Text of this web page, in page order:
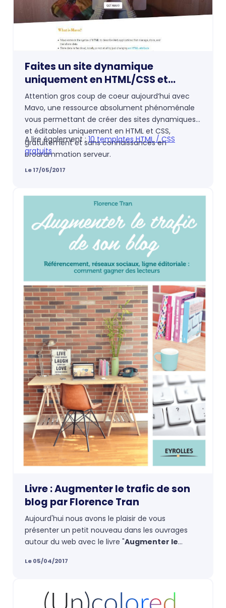
comprenant les enjeux techniques associés.
Faites un site dynamique
uniquement en HTML/CSS et
gratuitement avec Mavo
Le 17/05/2017
Attention gros coup de coeur aujourd’hui avec
Mavo, une ressource absolument phénoménale
vous permettant de créer des sites dynamiques
et éditables uniquement en HTML et CSS,
gratuitement et sans connaissances en
programmation serveur.
A lire également :10 templates HTML / CSS
gratuits
Livre : Augmenter le trafic de son
blog par Florence Tran
Le 05/04/2017
Aujourd'hui nous avons le plaisir de vous
présenter un petit nouveau dans les ouvrages
autour du web avec le livre "Augmenter le
auxÉditions Eyrolles